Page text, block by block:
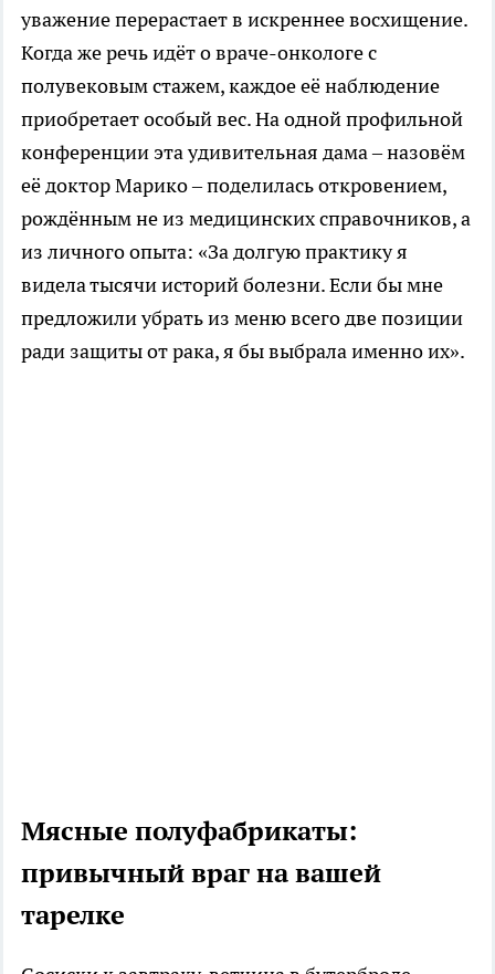
уважение перерастает в искреннее восхищение.
Когда же речь идёт о враче-онкологе с
полувековым стажем, каждое её наблюдение
приобретает особый вес. На одной профильной
конференции эта удивительная дама – назовём
её доктор Марико – поделилась откровением,
рождённым не из медицинских справочников, а
из личного опыта: «За долгую практику я
видела тысячи историй болезни. Если бы мне
предложили убрать из меню всего две позиции
ради защиты от рака, я бы выбрала именно их».
Мясные полуфабрикаты:
привычный враг на вашей
тарелке